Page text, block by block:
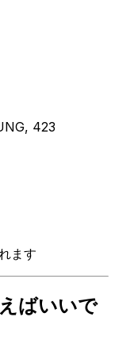
423
ます
ばいいで